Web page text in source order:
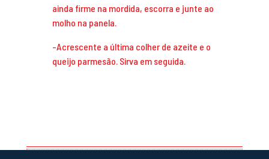
ainda firme na mordida, escorra e junte ao
molho na panela.
-Acrescente a última colher de azeite e o
queijo parmesão. Sirva em seguida.